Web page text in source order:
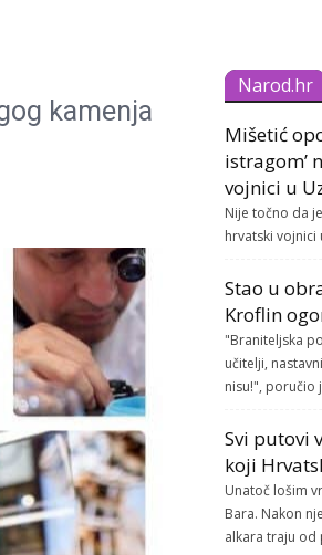
kamenja
Narod.hr
Mišetić
istragom’
vojnici u
Nije točno da
hrvatski vojnici
Stao u
Kroflin
"Braniteljska
učitelji,
nisu!", poručio
Svi putovi
koji
Unatoč lošim
Bara. Nakon
alkara traju od